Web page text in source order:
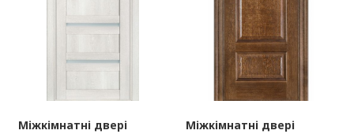
Міжкімнатні двері
Міжкімнатні двері